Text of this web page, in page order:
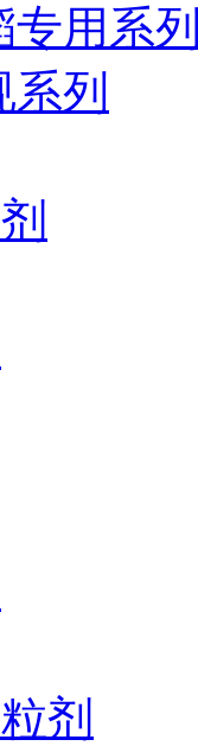
专用系
列
剂